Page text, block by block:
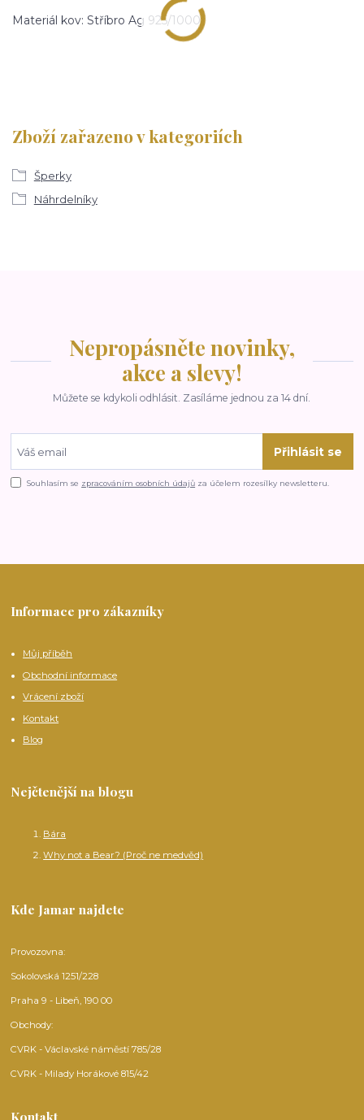
Materiál kov: Stříbro Ag 925/1000
Zboží zařazeno v kategoriích
Šperky
Náhrdelníky
Nepropásněte novinky,
akce a slevy!
Můžete se kdykoli odhlásit. Zasíláme jednou za 14 dní.
Přihlásit se
Souhlasím se zpracováním osobních údajů za účelem rozesílky newsletteru.
Informace pro zákazníky
Můj příběh
Obchodní informace
Vrácení zboží
Kontakt
Blog
Nejčtenější na blogu
Bára
Why not a Bear? (Proč ne medvěd)
Kde Jamar najdete
Provozovna:
Sokolovská 1251/228
Praha 9 - Libeň, 190 00
Obchody:
CVRK - Václavské náměstí 785/28
CVRK - Milady Horákové 815/42
Kontakt